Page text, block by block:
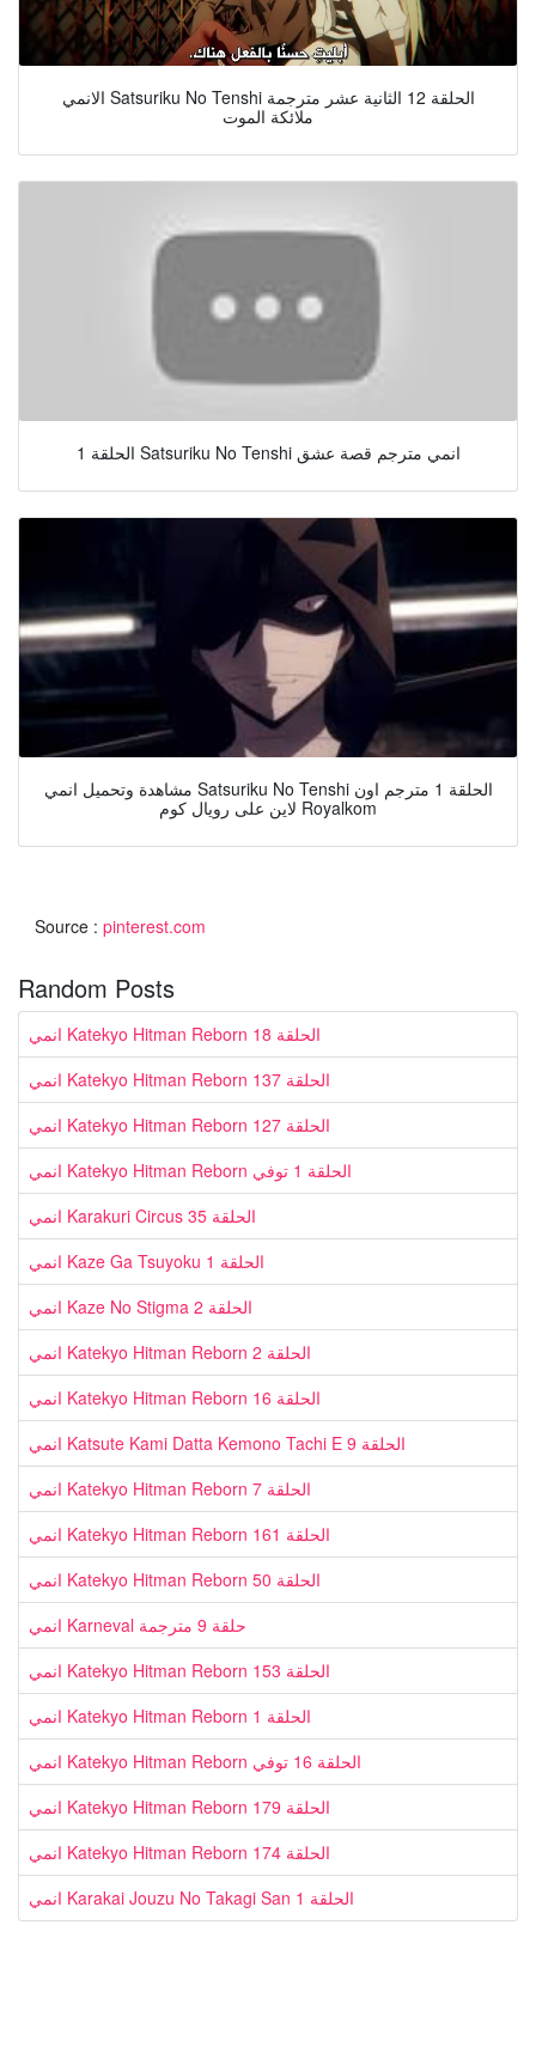
الانمي Satsuriku No Tenshi الحلقة 12 الثانية عشر مترجمة
ملائكة الموت
الحلقة 1 Satsuriku No Tenshi انمي مترجم قصة عشق
مشاهدة وتحميل انمي Satsuriku No Tenshi الحلقة 1 مترجم اون
لاين على رويال كوم Royalkom
Source : pinterest.com
Random Posts
انمي Katekyo Hitman Reborn الحلقة 18
انمي Katekyo Hitman Reborn الحلقة 137
انمي Katekyo Hitman Reborn الحلقة 127
انمي Katekyo Hitman Reborn الحلقة 1 توفي
انمي Karakuri Circus الحلقة 35
انمي Kaze Ga Tsuyoku الحلقة 1
انمي Kaze No Stigma الحلقة 2
انمي Katekyo Hitman Reborn الحلقة 2
انمي Katekyo Hitman Reborn الحلقة 16
انمي Katsute Kami Datta Kemono Tachi E الحلقة 9
انمي Katekyo Hitman Reborn الحلقة 7
انمي Katekyo Hitman Reborn الحلقة 161
انمي Katekyo Hitman Reborn الحلقة 50
انمي Karneval حلقة 9 مترجمة
انمي Katekyo Hitman Reborn الحلقة 153
انمي Katekyo Hitman Reborn الحلقة 1
انمي Katekyo Hitman Reborn الحلقة 16 توفي
انمي Katekyo Hitman Reborn الحلقة 179
انمي Katekyo Hitman Reborn الحلقة 174
انمي Karakai Jouzu No Takagi San الحلقة 1